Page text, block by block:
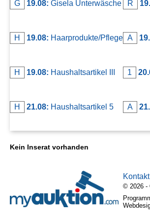
G 19.08: Gisela Unterwäsche R
H 19.08: Haarprodukte/Pflege A
H 19.08: Haushaltsartikel III 1
H 21.08: Haushaltsartikel 5 A
Kein Inserat vorhanden
Kontakt
© 2026 -